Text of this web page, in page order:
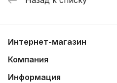
Интернет-магазин
Компания
Информация